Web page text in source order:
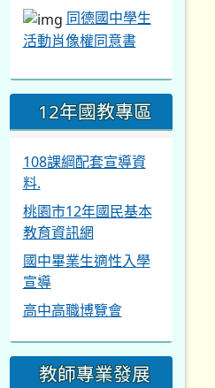
同德國中學生
活動肖像權同意書
12年國教專區
108課綱配套宣導資
料.
桃園市12年國民基本
教育資訊網
國中畢業生適性入學
宣導
高中高職博覽會
教師專業發展